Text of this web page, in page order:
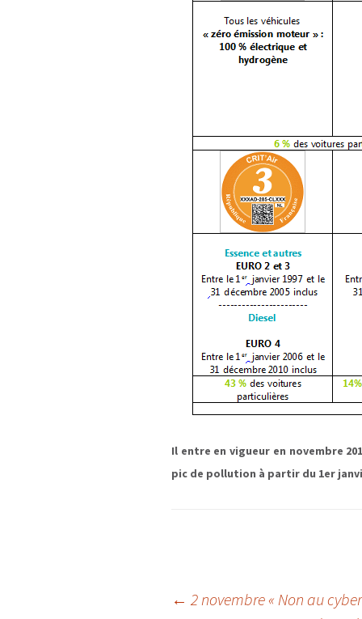
Il entre en vigueur en novembre
pic de pollution à partir du 1er
← 2 novembre « Non au